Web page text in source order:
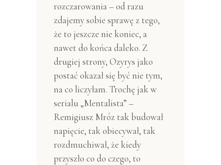
rozczarowania – od razu
zdajemy sobie sprawę z tego,
że to jeszcze nie koniec, a
nawet do końca daleko. Z
drugiej strony, Ozyrys jako
postać okazał się być nie tym,
na co liczyłam. Trochę jak w
serialu „Mentalista” –
Remigiusz Mróz tak budował
napięcie, tak obiecywał, tak
rozdmuchiwał, że kiedy
przyszło co do czego, to